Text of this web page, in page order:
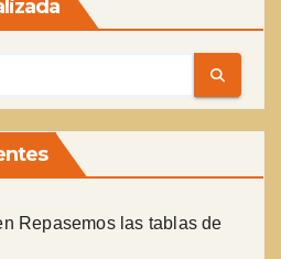
Repasemos las tablas de